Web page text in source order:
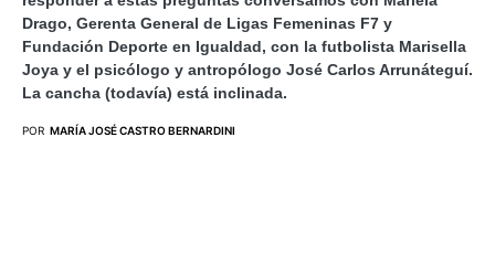
Drago, Gerenta General de Ligas Femeninas F7 y
Fundación Deporte en Igualdad, con la futbolista Marisella
Joya y el psicólogo y antropólogo José Carlos Arrunáteguí.
La cancha (todavía) está inclinada.
POR MARÍA JOSÉ CASTRO BERNARDINI